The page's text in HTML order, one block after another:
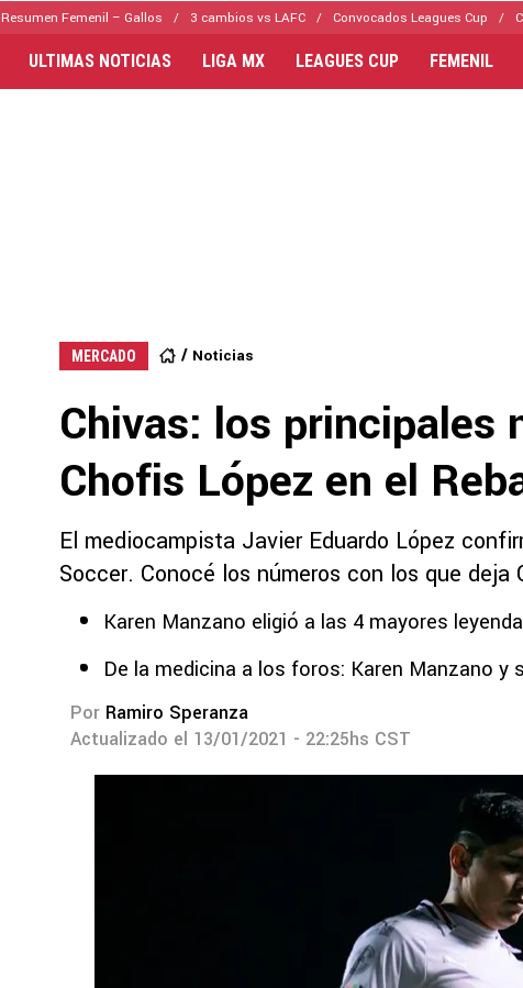
Resumen Femenil – Gallos 3 cambios vs LAFC Convocados Leagues Cup
ULTIMAS NOTICIAS LIGA MX LEAGUES CUP FEMENIL
MERCADO Noticias
Chivas: los principales
Chofis López en el
El mediocampista Javier Eduardo López
Soccer. Conocé los números con los que deja
Karen Manzano eligió a las 4 mayores
De la medicina a los foros: Karen Manzano y
Por Ramiro Speranza
Actualizado el 13/01/2021 - 22:25hs CST